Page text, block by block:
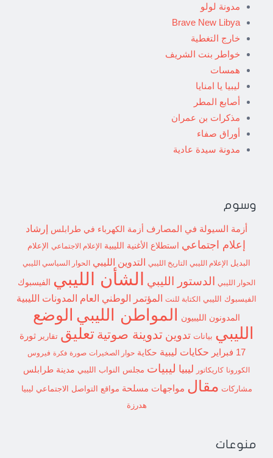
مدونة لولو
Brave New Libya
خارج التغطية
خواطر بنت الشريف
همسات
ليبيا يا امنايا
أصابع المطر
مذكرات بن عمران
أوراق صفاء
مدونة سيدة عادية
وسوم
أزمة السيولة في المصارف أزمة الكهرباء في طرابلس إرشاد
إعلام اجتماعي استطلاع الأغنية الليبية الإعلام الاجتماعي
الإعلام
البديل الإعلام الليبي التاريخ الليبي التدوين الليبي الحوار السياسي الليبي
الحوار الليبي الدستور الليبي الشأن الليبي الفيسبوك
الفيسبوك الليبي الكتابة للنت المؤتمر الوطني العام المدونات الليبية
المدونون الليبيون المواطن الليبي الوضع
الليبي بيانات تدوين تدوينة صوتية تعليق تقارير
ثورة
17 فبراير
حكايات ليبية حكاية حوار الصخيرات صورة فكرة فيروس
الكورونا كاريكاتور ليبيا ليبيات مجلس النواب الليبي مدينة طرابلس
مشاركات مقال مواجهات مسلحة مواقع التواصل الاجتماعي ليبيا
هدرزة
منوعات